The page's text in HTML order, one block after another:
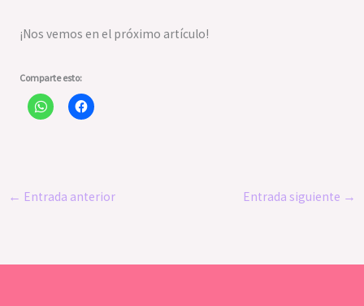
¡Nos vemos en el próximo artículo!
Comparte esto:
← Entrada anterior Entrada siguiente →